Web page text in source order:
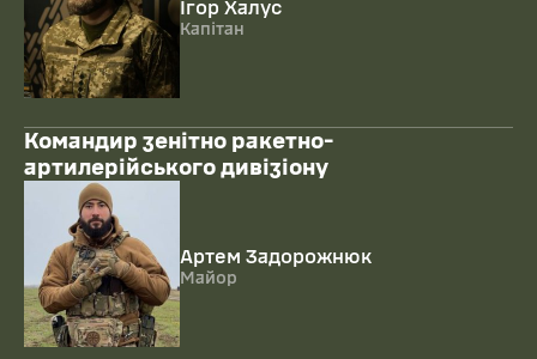
Ігор Халус
Капітан
Командир зенітно ракетно-
артилерійського дивізіону
Артем Задорожнюк
Майор